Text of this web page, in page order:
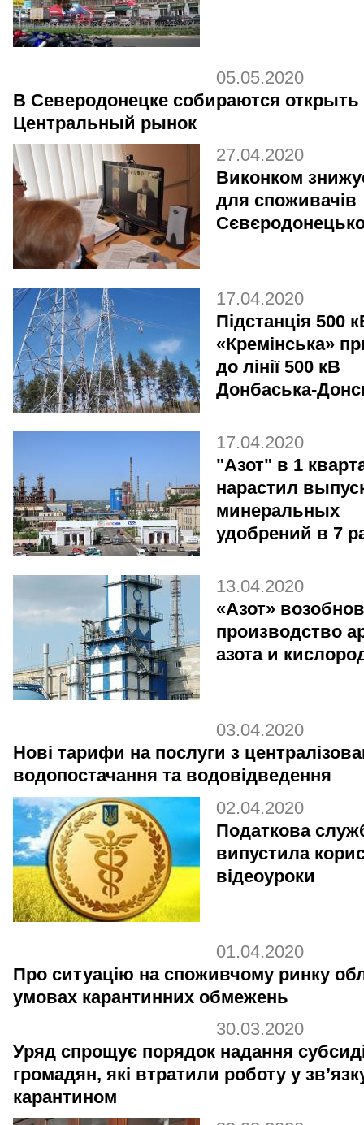
05.05.2020
В Северодонецке собираются открыть
Центральный рынок
27.04.2020
Виконком
для споживачів
17.04.2020
Підстанція 500
«Кремінська»
до лінії 500 кВ
Донбаська-
17.04.2020
"Азот" в 1
нарастил
минеральных
удобрений в 7
13.04.2020
«Азот»
производство
азота и
03.04.2020
Нові тарифи на послуги з
водопостачання та водовідведення
02.04.2020
Податкова
випустила
відеоуроки
01.04.2020
Про ситуацію на споживчому ринку
умовах карантинних обмежень
30.03.2020
Уряд спрощує порядок надання
громадян, які втратили роботу у
карантином